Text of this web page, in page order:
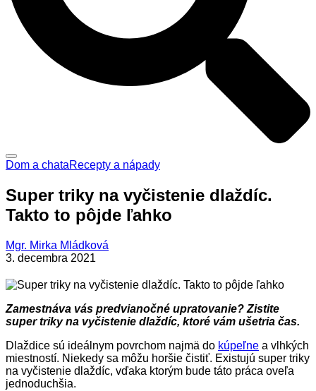
Dom a chataRecepty a nápady
Super triky na vyčistenie dlaždíc.
Takto to pôjde ľahko
Mgr. Mirka Mládková
3. decembra 2021
Zamestnáva vás predvianočné upratovanie? Zistite
super triky na vyčistenie dlaždíc, ktoré vám ušetria čas.
Dlaždice sú ideálnym povrchom najmä do kúpeľne a vlhkých
miestností. Niekedy sa môžu horšie čistiť. Existujú super triky
na vyčistenie dlaždíc, vďaka ktorým bude táto práca oveľa
jednoduchšia.